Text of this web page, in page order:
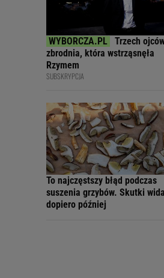
Trzech
zbrodnia, która wstrząsnęła
Rzymem
SUBSKRYPCJA
To najczęstszy błąd podczas
suszenia grzybów. Skutki
dopiero później